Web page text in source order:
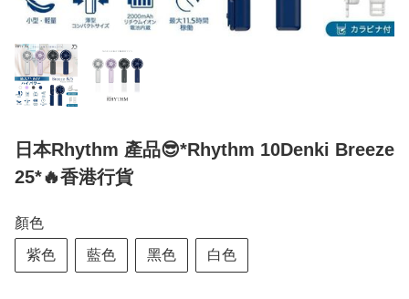
日本Rhythm 產品😎*Rhythm 10Denki Breeze
25*🔥香港行貨
顏色
紫色 藍色 黑色 白色